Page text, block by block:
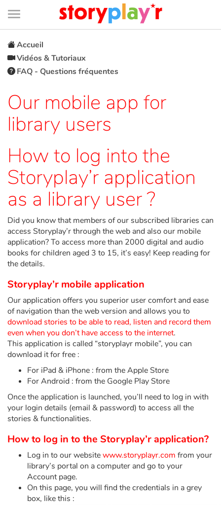
Connexion
Bibliothèque
de
page
Menu
Je me connecte
Tester gratuitement
Bibliothèque
Prix
Accueil
Contes d'ici et d'ailleurs
Fable, mythe, littérature et poésie
Princesses et princes, rois, reines et dragons
Héroïnes et héros
Écologie, nature, saisons
Les animaux
Voyage, épopée, enquête, aventure
Autour du monde
Apprentissage
Art, espace, activité
Documentaires
En famille
Accueil
Vidéos & Tutoriaux
FAQ - Questions fréquentes
Our mobile app for
library users
How to log into the
Storyplay’r application
as a library user ?
Did you know that members of our subscribed libraries can
access Storyplay’r through the web and also our mobile
application? To access more than 2000 digital and audio
books for children aged 3 to 15, it’s easy! Keep reading for
the details.
Storyplay’r mobile application
Our application offers you superior user comfort and ease
of navigation than the web version and allows you to
download stories to be able to read, listen and record them
even when you don’t have access to the internet.
This application is called “storyplayr mobile”, you can
download it for free :
For iPad & iPhone : from the Apple Store
For Android : from the Google Play Store
Once the application is launched, you’ll need to log in with
your login details (email & password) to access all the
stories & functionalities.
How to log in to the Storyplay’r application?
Log in to our websitewww.storyplayr.com from your
library’s portal on a computer and go to your
Account page.
On this page, you will find the credentials in a grey
box, like this :